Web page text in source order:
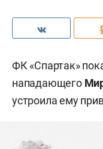
ФК «Спартак»
нападающего
устроила ему